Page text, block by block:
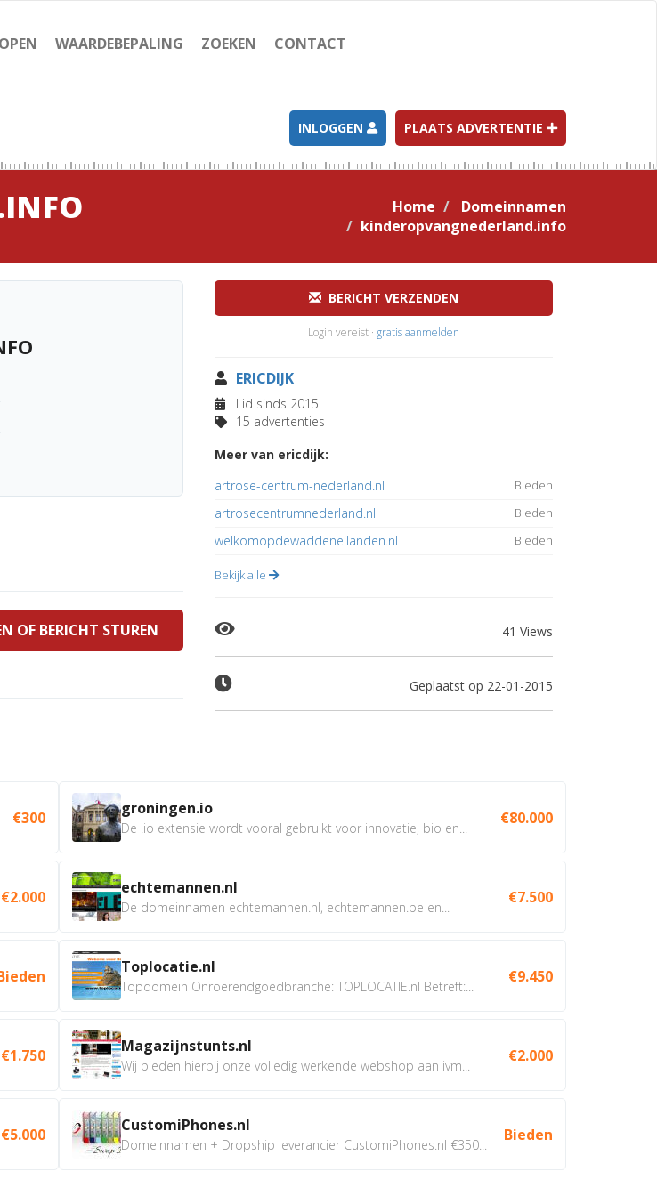
WAARDEBEPALING ZOEKEN CONTACT
INLOGGEN PLAATS ADVERTENTIE
Home
Domeinnamen
kinderopvangnederland.info
OF BERICHT STUREN
BERICHT VERZENDEN
Login vereist · gratis aanmelden
ERICDIJK
Lid sinds 2015
15 advertenties
Meer van ericdijk:
artrose-centrum-nederland.nl
Bieden
artrosecentrumnederland.nl Bieden
welkomopdewaddeneilanden.nl Bieden
Bekijk alle
41 Views
Geplaatst op 22-01-2015
€300
€2.000
€1.750
€5.000
groningen.io
De .io extensie wordt vooral gebruikt voor innovatie, bio en...
€80.000
echtemannen.nl
De domeinnamen echtemannen.nl, echtemannen.be en...
€7.500
Toplocatie.nl
Topdomein Onroerendgoedbranche: TOPLOCATIE.nl Betreft:...
€9.450
Magazijnstunts.nl
Wij bieden hierbij onze volledig werkende webshop aan ivm...
€2.000
CustomiPhones.nl
Domeinnamen + Dropship leverancier CustomiPhones.nl €350...
Bieden